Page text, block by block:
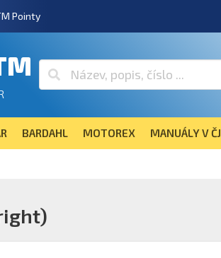
Pointy
BARDAHL MOTOREX MANUÁLY V ČJ